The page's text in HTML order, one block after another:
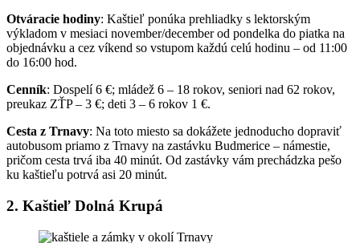
Otváracie hodiny: Kaštieľ ponúka prehliadky s lektorským
výkladom v mesiaci november/december od pondelka do piatka na
objednávku a cez víkend so vstupom každú celú hodinu – od 11:00
do 16:00 hod.
Cenník: Dospelí 6 €; mládež 6 – 18 rokov, seniori nad 62 rokov,
preukaz ZŤP – 3 €; deti 3 – 6 rokov 1 €.
Cesta z Trnavy: Na toto miesto sa dokážete jednoducho dopraviť
autobusom priamo z Trnavy na zastávku Budmerice – námestie,
pričom cesta trvá iba 40 minút. Od zastávky vám prechádzka pešo
ku kaštieľu potrvá asi 20 minút.
2. Kaštieľ Dolná Krupá